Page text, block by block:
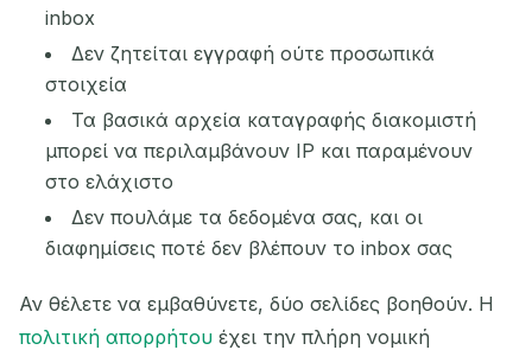
inbox
Δεν ζητείται εγγραφή ούτε προσωπικά
στοιχεία
Τα βασικά αρχεία καταγραφής διακομιστή
μπορεί να περιλαμβάνουν IP και παραμένουν
στο ελάχιστο
Δεν πουλάμε τα δεδομένα σας, και οι
διαφημίσεις ποτέ δεν βλέπουν το inbox σας
Αν θέλετε να εμβαθύνετε, δύο σελίδες βοηθούν. Η
πολιτική απορρήτου έχει την πλήρη νομική